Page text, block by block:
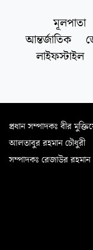
মূলপাতা
আন্তর্জাতিক
লাইফস্টাইল
প্রধান সম্পাদকঃ বীর
আলতাবুর রহমান চৌধুরী
সম্পাদকঃ রেজাউর রহমান